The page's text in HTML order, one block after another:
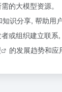
的大模型资源。
识分享, 帮助用
或组织建立联系,
的发展趋势和应